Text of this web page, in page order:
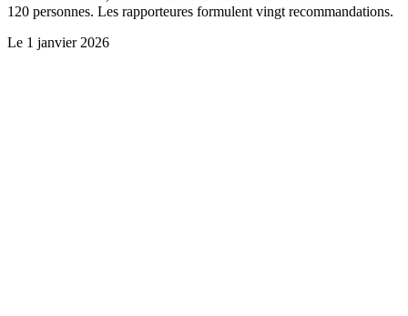
120 personnes. Les rapporteures formulent vingt recommandations.
Le 1 janvier 2026